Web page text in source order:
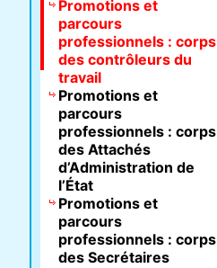
Promotions et
parcours
professionnels : corps
des contrôleurs du
travail
Promotions et
parcours
professionnels : corps
des Attachés
d’Administration de
l’État
Promotions et
parcours
professionnels : corps
des Secrétaires